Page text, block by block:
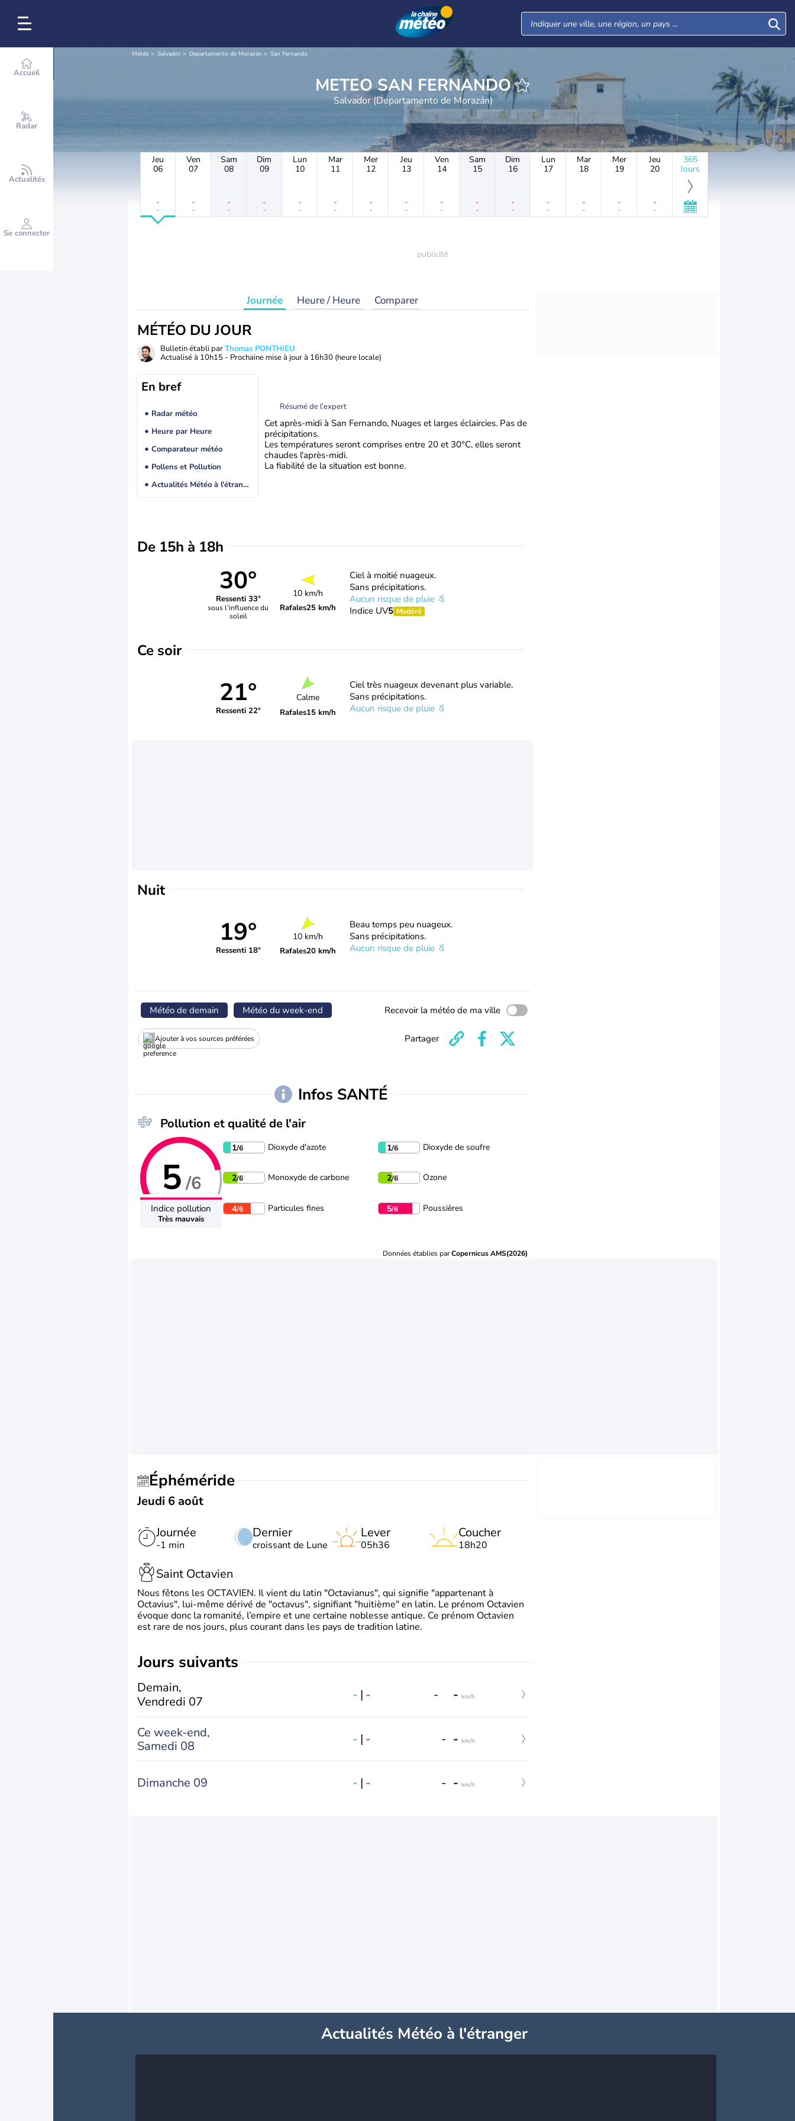
Accueil
Radar
Actualités
Se connecter
Météo Salvador Departamento de Morazán San Fernando
METEO SAN FERNANDO
Salvador (Departamento de Morazán)
Jeu
06
-
-
Ven
07
-
-
Sam
08
-
-
Dim
09
-
-
Lun
10
-
-
Mar
11
-
-
Mer
12
-
-
Jeu
13
-
-
Ven
14
-
-
Sam
15
-
-
Dim
16
-
-
Lun
17
-
-
Mar
18
-
-
Mer
19
-
-
Jeu
20
-
-
365
Jours
Journée Heure / Heure Comparer
MÉTÉO DU JOUR
Bulletin établi parThomas PONTHIEU
Actualisé à 10h15 - Prochaine mise à jour à 16h30 (heure locale)
En bref
Radar météo
Heure par Heure
Comparateur météo
Pollens et Pollution
Actualités Météo à l'étranger
Résumé de l’expert
Cet après-midi à San Fernando, Nuages et larges éclaircies. Pas de
précipitations.
Les températures seront comprises entre 20 et 30°C, elles seront
chaudes l'après-midi.
La fiabilité de la situation est bonne.
De 15h à 18h
30°
Ressenti 33°
sous l’influence du
soleil
10 km/h
Rafales25 km/h
Ciel à moitié nuageux.
Sans précipitations.
Aucun risque de pluie
Indice UV5 Modéré
Ce soir
21°
Ressenti 22°
Calme
Rafales15 km/h
Ciel très nuageux devenant plus variable.
Sans précipitations.
Aucun risque de pluie
Nuit
19°
Ressenti 18°
10 km/h
Rafales20 km/h
Beau temps peu nuageux.
Sans précipitations.
Aucun risque de pluie
Météo de demain Météo du week-end Recevoir la météo de ma ville
Ajouter à vos sources préférées Partager
Infos SANTÉ
Pollution et qualité de l'air
5/6
Indice pollution
Très mauvais
1/6 Dioxyde d'azote 1/6 Dioxyde de soufre
2/6 Monoxyde de carbone 2/6 Ozone
4/6 Particules fines 5/6 Poussières
Données établies parCopernicus AMS(2026)
Éphéméride
Jeudi 6 août
Journée
-1 min
Dernier
croissant de Lune
Lever
05h36
Coucher
18h20
Saint Octavien
Nous fêtons les OCTAVIEN. Il vient du latin "Octavianus", qui signifie "appartenant à
Octavius", lui-même dérivé de "octavus", signifiant "huitième" en latin. Le prénom Octavien
évoque donc la romanité, l’empire et une certaine noblesse antique. Ce prénom Octavien
est rare de nos jours, plus courant dans les pays de tradition latine.
jours suivants
Demain,
Vendredi 07
- | - - - km/h
Ce week-end,
Samedi 08
- | - - - km/h
Dimanche 09 - | - - - km/h
Actualités Météo à l'étranger